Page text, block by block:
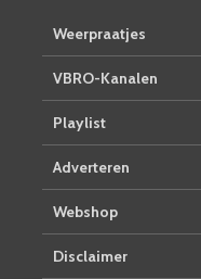
Weerpraatjes
VBRO-Kanalen
Playlist
Adverteren
Webshop
Disclaimer